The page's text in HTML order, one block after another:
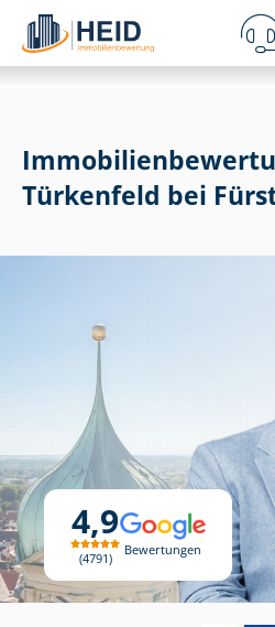
4,9
4791
Bewertungen
Türkenfeld bei